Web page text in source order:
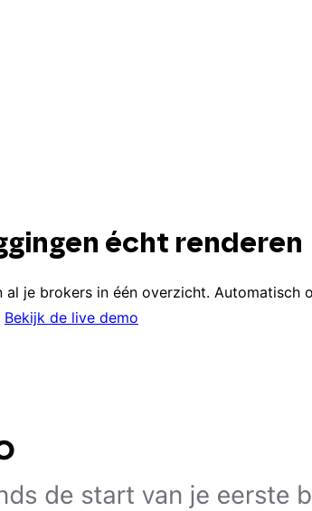
écht renderen
al je brokers in één overzicht.
Bekijk de live demo